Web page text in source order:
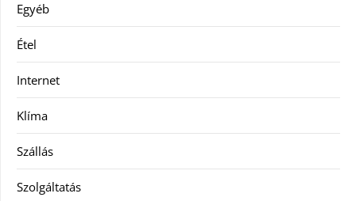
Egyéb
Étel
Internet
Klíma
Szállás
Szolgáltatás